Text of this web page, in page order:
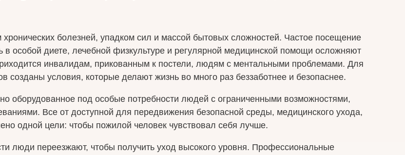
болезней, упадком сил и массой бытовых сложностей. Частое посещение
особой диете, лечебной физкультуре и регулярной медицинской помощи осложняют
инвалидам, прикованным к постели, людям с ментальными проблемами. Для
созданы условия, которые делают жизнь во много раз беззаботнее и безопаснее.
оборудованное под особые потребности людей с ограниченными возможностями,
Все от доступной для передвижения безопасной среды, медицинского ухода,
одной цели: чтобы пожилой человек чувствовал себя лучше.
люди переезжают, чтобы получить уход высокого уровня. Профессиональные